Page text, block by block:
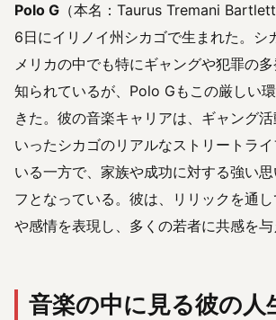
Polo G （本名：Taurus Tremani
6日にイリノイ州シカゴで生まれた。シ
メリカの中でも特にギャングや犯罪の
知られているが、Polo Gもこの厳しい
きた。彼の音楽キャリアは、ギャング
いったシカゴのリアルなストリートラ
いる一方で、家族や成功に対する強い
フとなっている。彼は、リリックを通
や感情を表現し、多くの若者に共感を与
音楽の中に見る彼の人